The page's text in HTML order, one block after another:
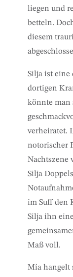
liegen und
betteln.
diesem
Silja ist eine
dortigen
könnte man
verheiratet.
notorischer
Nachtszene
Silja
im Suff den
Silja ihn
Maß voll.
Mía hangelt